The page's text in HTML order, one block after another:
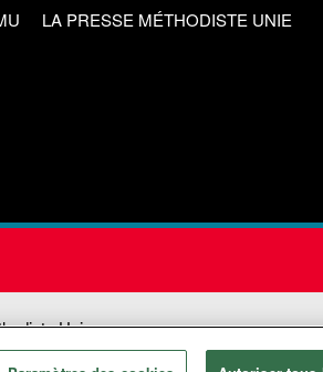
LA PRESSE MÉTHODISTE UNIE
Unie